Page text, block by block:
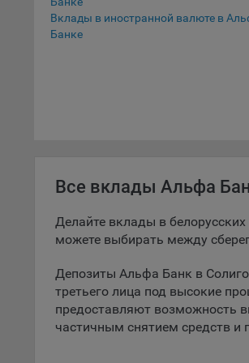
Вклады в иностранной валюте в
Банке
Все вклады Альфа
Делайте вклады в
можете выбирать между
Депозиты Альфа Банк в
третьего лица под высокие
предоставляют возможность
частичным снятием средств и